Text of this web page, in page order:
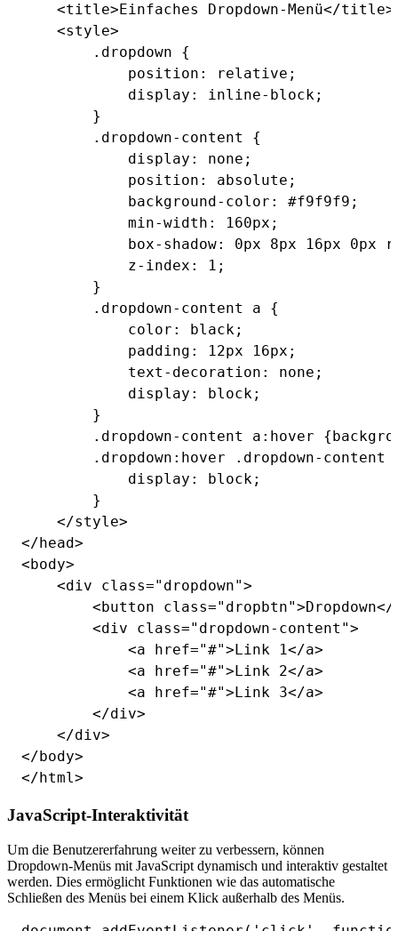
    <title>Einfaches Dropdown-Menü</title>
    <style>
        .dropdown {
            position: relative;
            display: inline-block;
        }
        .dropdown-content {
            display: none;
            position: absolute;
            background-color: #f9f9f9;
            min-width: 160px;
box-shadow: 0px 8px 16px 0px
            z-index: 1;
        }
        .dropdown-content a {
            color: black;
            padding: 12px 16px;
            text-decoration: none;
            display: block;
        }
.dropdown-content a:hover
.dropdown:hover .dropdown-content
            display: block;
        }
    </style>
</head>
<body>
    <div class="dropdown">
<button
        <div class="dropdown-content">
            <a href="#">Link 1</a>
            <a href="#">Link 2</a>
            <a href="#">Link 3</a>
        </div>
    </div>
</body>
JavaScript-Interaktivität
Um die Benutzererfahrung weiter zu verbessern, können
Dropdown-Menüs mit JavaScript dynamisch und interaktiv gestaltet
werden. Dies ermöglicht Funktionen wie das automatische
Schließen des Menüs bei einem Klick außerhalb des Menüs.